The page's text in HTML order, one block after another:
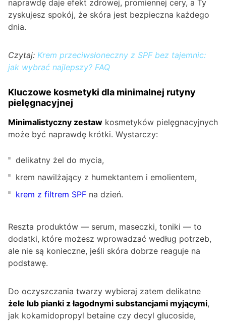
naprawdę daje efekt zdrowej, promiennej cery, a Ty
zyskujesz spokój, że skóra jest bezpieczna każdego
dnia.
Czytaj: Krem przeciwsłoneczny z SPF bez tajemnic:
jak wybrać najlepszy? FAQ
Kluczowe kosmetyki dla minimalnej rutyny
pielęgnacyjnej
Minimalistyczny zestaw kosmetyków pielęgnacyjnych
może być naprawdę krótki. Wystarczy:
delikatny żel do mycia,
krem nawilżający z humektantem i emolientem,
krem z filtrem SPF na dzień.
Reszta produktów — serum, maseczki, toniki — to
dodatki, które możesz wprowadzać według potrzeb,
ale nie są konieczne, jeśli skóra dobrze reaguje na
podstawę.
Do oczyszczania twarzy wybieraj zatem delikatne
żele lub pianki z łagodnymi substancjami myjącymi,
jak kokamidopropyl betaine czy decyl glucoside,